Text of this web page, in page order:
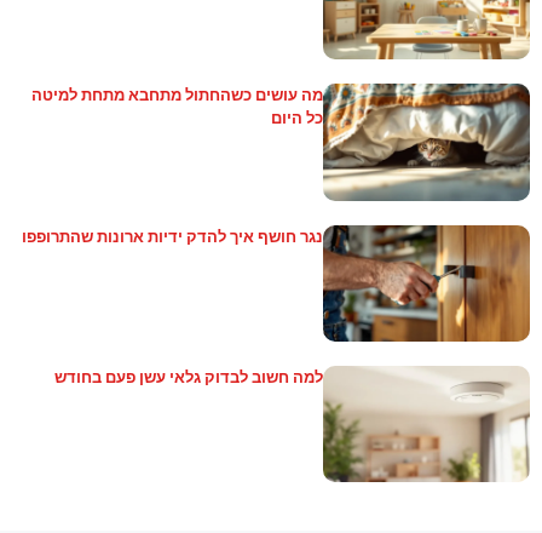
מה עושים כשהחתול מתחבא מתחת למיטה
כל היום
נגר חושף איך להדק ידיות ארונות שהתרופפו
למה חשוב לבדוק גלאי עשן פעם בחודש